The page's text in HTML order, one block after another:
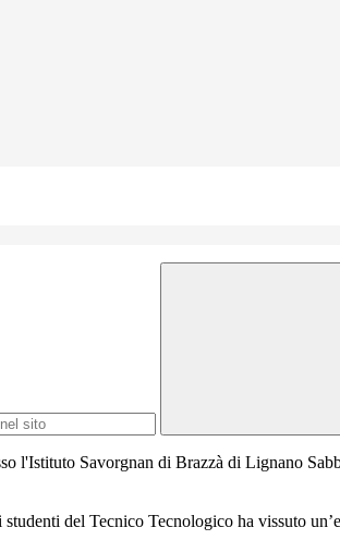
l'Istituto Savorgnan di Brazzà di Lignano
del Tecnico Tecnologico ha vissuto